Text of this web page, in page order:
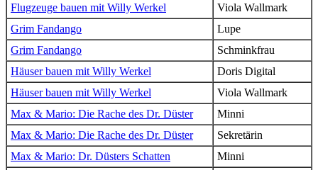
Flugzeuge bauen mit Willy Werkel
Viola Wallmark
Grim Fandango
Lupe
Grim Fandango
Schminkfrau
Häuser bauen mit Willy Werkel
Doris Digital
Häuser bauen mit Willy Werkel
Viola Wallmark
Max & Mario: Die Rache des Dr. Düster
Minni
Max & Mario: Die Rache des Dr. Düster
Sekretärin
Max & Mario: Dr. Düsters Schatten
Minni